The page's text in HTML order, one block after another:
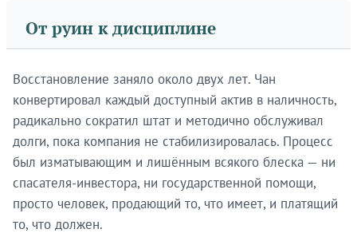
От руин к дисциплине
Восстановление заняло около двух лет. Чан
конвертировал каждый доступный актив в наличность,
радикально сократил штат и методично обслуживал
долги, пока компания не стабилизировалась. Процесс
был изматывающим и лишённым всякого блеска — ни
спасателя-инвестора, ни государственной помощи,
просто человек, продающий то, что имеет, и платящий
то, что должен.